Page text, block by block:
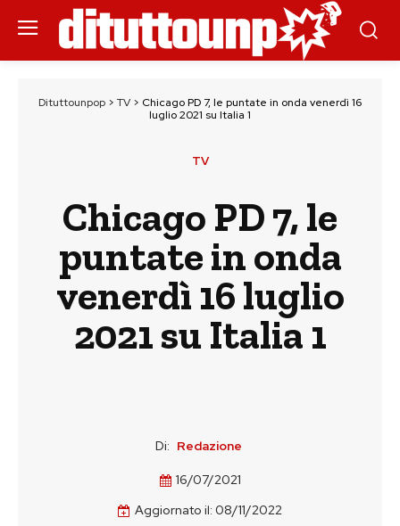
Dituttounpop > TV > Chicago PD 7, le puntate in onda venerdì 16
luglio 2021 su Italia 1
TV
Chicago PD 7, le
puntate in onda
venerdì 16 luglio
2021 su Italia 1
Di: Redazione
16/07/2021
Aggiornato il: 08/11/2022